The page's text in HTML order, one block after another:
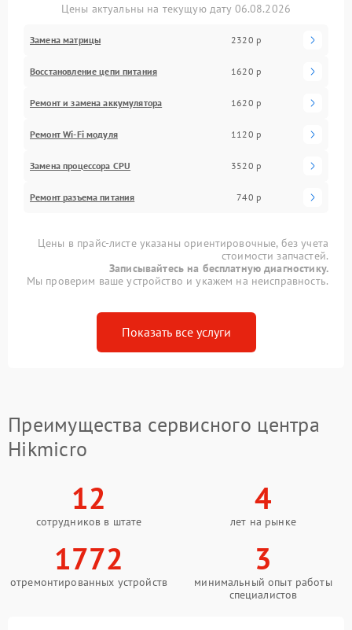
Цены актуальны на текущую дату 06.08.2026
Замена матрицы 2320 р
Восстановление цепи питания 1620 р
Ремонт и замена аккумулятора 1620 р
Ремонт Wi-Fi модуля 1120 р
Замена процессора CPU 3520 р
Ремонт разъема питания 740 р
Цены в прайс-листе указаны ориентировочные, без учета
стоимости запчастей.
Записывайтесь на бесплатную диагностику.
Мы проверим ваше устройство и укажем на неисправность.
Показать все услуги
Преимущества сервисного центра
Hikmicro
12
сотрудников в штате
4
лет на рынке
1772
отремонтированных устройств
3
минимальный опыт работы
специалистов